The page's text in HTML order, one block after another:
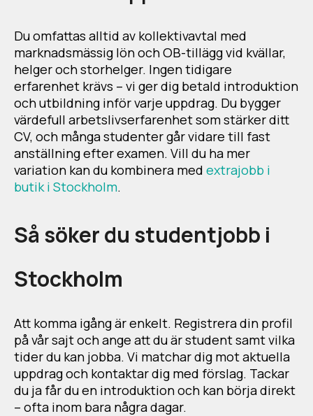
Du omfattas alltid av kollektivavtal med
marknadsmässig lön och OB-tillägg vid kvällar,
helger och storhelger. Ingen tidigare
erfarenhet krävs – vi ger dig betald introduktion
och utbildning inför varje uppdrag. Du bygger
värdefull arbetslivserfarenhet som stärker ditt
CV, och många studenter går vidare till fast
anställning efter examen. Vill du ha mer
variation kan du kombinera med extrajobb i
butik i Stockholm.
Så söker du studentjobb i
Stockholm
Att komma igång är enkelt. Registrera din profil
på vår sajt och ange att du är student samt vilka
tider du kan jobba. Vi matchar dig mot aktuella
uppdrag och kontaktar dig med förslag. Tackar
du ja får du en introduktion och kan börja direkt
– ofta inom bara några dagar.